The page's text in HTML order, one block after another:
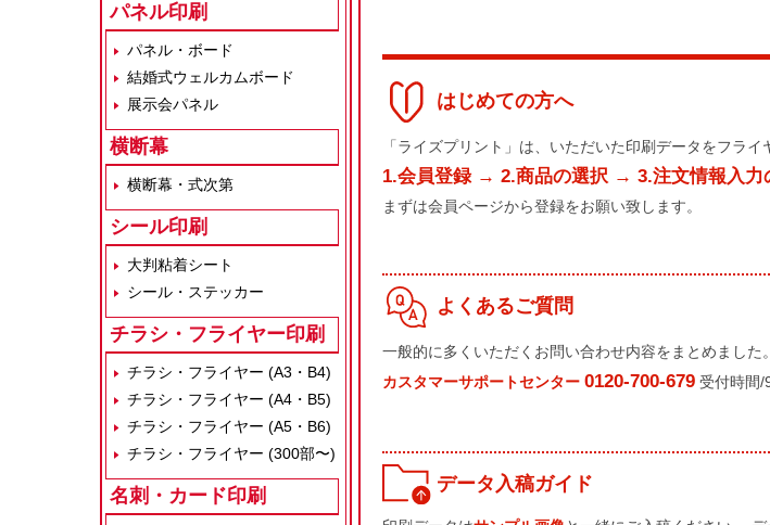
はじめての方へ
「ライズプリント」は、いただいた印刷データをフラ
1.会員登録 → 2.商品の選択 → 3.注文情報入力
まずは会員ページから登録をお願い致します。
よくあるご質問
一般的に多くいただくお問い合わせ内容をまとめまし
カスタマーサポートセンター 0120-700-679 受付時間/
データ入稿ガイド
パネル印刷
パネル・ボード
結婚式ウェルカムボード
展示会パネル
横断幕
横断幕・式次第
シール印刷
大判粘着シート
シール・ステッカー
チラシ・フライヤー印刷
チラシ・フライヤー (A3・B4)
チラシ・フライヤー (A4・B5)
チラシ・フライヤー (A5・B6)
チラシ・フライヤー (300部〜)
名刺・カード印刷